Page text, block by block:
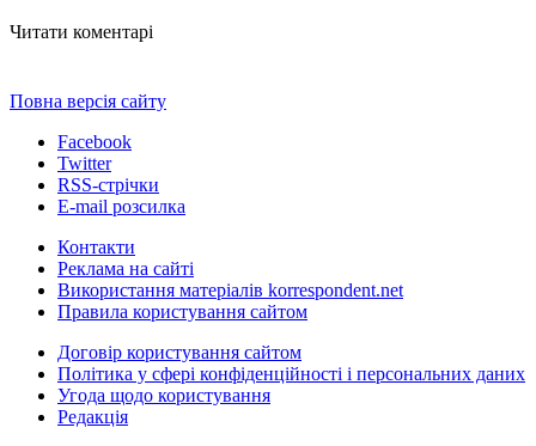
Читати коментарі
Повна версія сайту
Facebook
Twitter
RSS-стрічки
E-mail розсилка
Контакти
Реклама на сайті
Використання матеріалів korrespondent.net
Правила користування сайтом
Договір користування сайтом
Політика у сфері конфіденційності і персональних даних
Угода щодо користування
Редакція